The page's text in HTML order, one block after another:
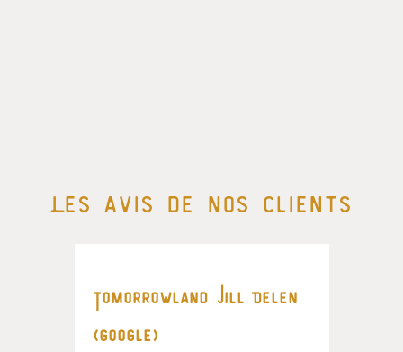
Les avis de nos clients
Tomorrowland Jill Delen
(google)